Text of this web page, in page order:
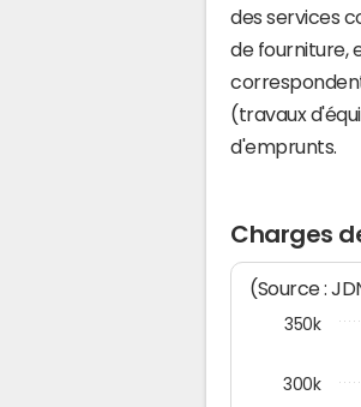
des services
de fourniture,
(travaux
d'emprunts.
Charges
(Source :
300k
350k